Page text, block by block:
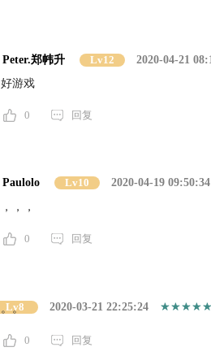
Peter.郑帏升 Lv12
2020-04-21
好游戏
0 回复
Paulolo Lv10
2020-04-19 09:50:34
，，，
0 回复
Lv8 2020-03-21 22:25:24
。。
0 回复